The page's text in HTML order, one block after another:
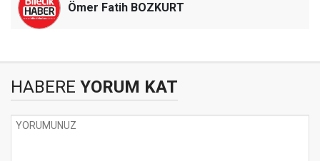
Ömer Fatih BOZKURT
HABERE YORUM KAT